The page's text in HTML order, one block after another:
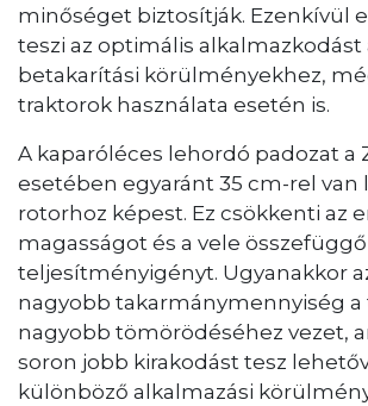
minőséget biztosítják. Ezenkívül
teszi az optimális
betakarítási körülményekhez,
traktorok használata esetén is.
A kaparóléces lehordó padozat a
esetében egyaránt 35 cm-rel van
rotorhoz képest. Ez csökkenti az
magasságot és a vele összefüggő
teljesítményigényt. Ugyanakkor
nagyobb takarmánymennyiség
nagyobb tömörödéséhez vezet,
soron jobb kirakodást tesz
különböző alkalmazási